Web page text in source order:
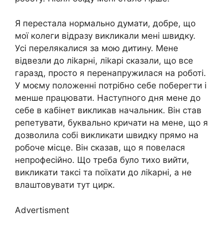
Я перестала нормально думати, добре, що
мої колеги відразу викликали мені швидку.
Усі перелякалися за мою дитину. Мене
відвезли до ліkарні, ліkарі сказали, що все
гаразд, просто я перенапружилася на роботі.
У моєму положенні потрібно себе поберегти і
менше працювати. Наступного дня мене до
себе в кабінет викликав начальник. Він став
репетувати, буквально кричати на мене, що я
дозволила собі викликати швидку прямо на
робоче місце. Він сказав, що я повелася
непрофесійно. Що треба було тихо вийти,
викликати таксі та поїхати до ліkарні, а не
влаштовувати тут цирк.
Advertisment